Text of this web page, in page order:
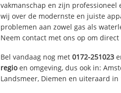
vakmanschap en zijn professioneel
wij over de modernste en juiste
problemen aan zowel gas als
Neem contact met ons op om
Bel vandaag nog met 0172-251023
regioen omgeving, dus ook in:
Landsmeer, Diemen en uiteraard in